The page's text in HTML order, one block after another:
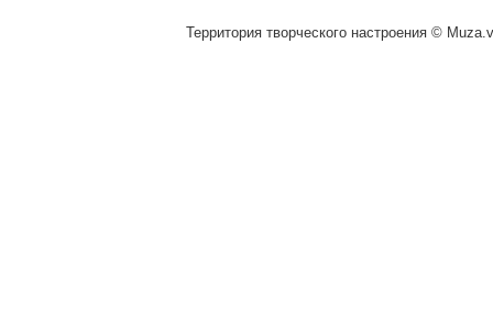
Территория творческого настроения ©